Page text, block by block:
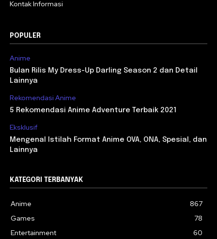
Kontak Informasi
POPULER
Anime
Bulan Rilis My Dress-Up Darling Season 2 dan Detail
Lainnya
Rekomendasi Anime
5 Rekomendasi Anime Adventure Terbaik 2021
Eksklusif
Mengenal Istilah Format Anime OVA, ONA, Spesial, dan
Lainnya
KATEGORI TERBANYAK
Anime
867
Games
78
Entertainment
60